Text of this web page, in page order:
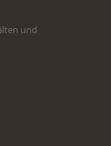
und